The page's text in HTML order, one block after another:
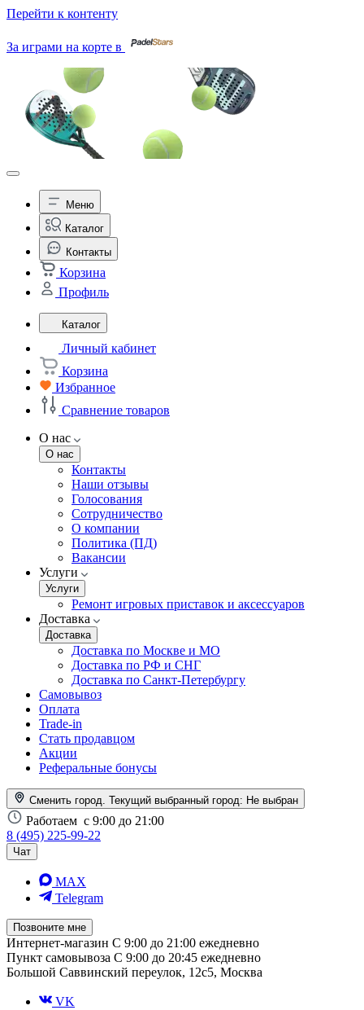
Перейти к контенту
За играми на корте в
Меню
Каталог
Контакты
Корзина
Профиль
Каталог
Личный кабинет
Корзина
Избранное
Сравнение товаров
О нас
О нас
Контакты
Наши отзывы
Голосования
Сотрудничество
О компании
Политика (ПД)
Вакансии
Услуги
Услуги
Ремонт игровых приставок и аксессуаров
Доставка
Доставка
Доставка по Москве и МО
Доставка по РФ и СНГ
Доставка по Санкт-Петербургу
Самовывоз
Оплата
Trade-in
Стать продавцом
Акции
Реферальные бонусы
Сменить город. Текущий выбранный город: Не выбран
Работаем с 9:00 до 21:00
8 (495) 225-99-22
Чат
MAX
Telegram
Позвоните мне
Интернет-магазин С 9:00 до 21:00 ежедневно
Пункт самовывоза С 9:00 до 20:45 ежедневно
Большой Саввинский переулок, 12с5, Москва
VK